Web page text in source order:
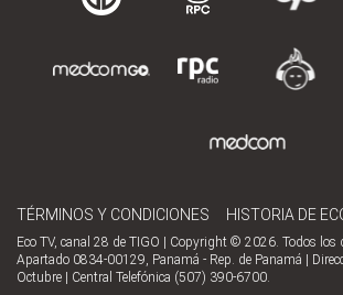
TÉRMINOS Y CONDICIONES HISTORIA DE
Eco TV, canal 28 de TIGO | Copyright © 2026. Todos los
Apartado 0834-00129, Panamá - Rep. de Panamá |
Octubre | Central Telefónica (507) 390-6700.